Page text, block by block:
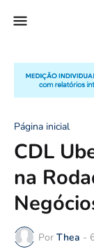
Página inicial
CDL
na
Por Thea -